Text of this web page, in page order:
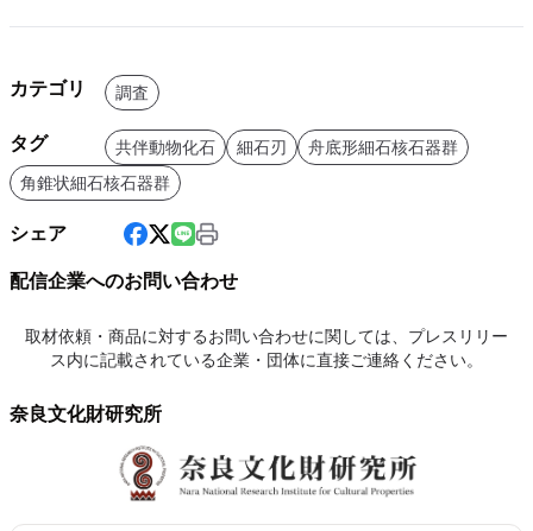
カテゴリ 調査
タグ 共伴動物化石 細石刃
舟底形細石核石器群
角錐状細石核石器群
シェア
配信企業へのお問い合わせ
取材依頼・商品に対するお問い合わせに関しては、プレスリリー
ス内に記載されている企業・団体に直接ご連絡ください。
奈良文化財研究所